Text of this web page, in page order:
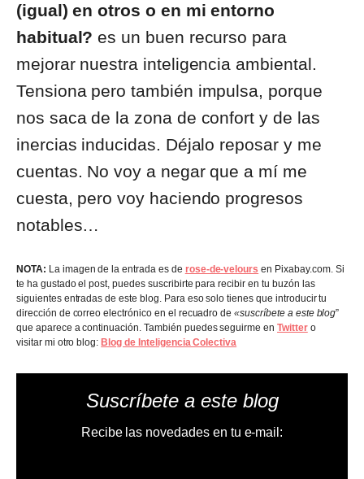
(igual) en otros o en mi entorno
habitual? es un buen recurso para
mejorar nuestra inteligencia ambiental.
Tensiona pero también impulsa, porque
nos saca de la zona de confort y de las
inercias inducidas. Déjalo reposar y me
cuentas. No voy a negar que a mí me
cuesta, pero voy haciendo progresos
notables…
NOTA: La imagen de la entrada es de rose-de-velours en Pixabay.com. Si
te ha gustado el post, puedes suscribirte para recibir en tu buzón las
siguientes entradas de este blog. Para eso solo tienes que introducir tu
dirección de correo electrónico en el recuadro de«suscríbete a este blog”
que aparece a continuación. También puedes seguirme enTwittero
visitar mi otro blog: Blog de Inteligencia Colectiva
Suscríbete a este blog
Recibe las novedades en tu e-mail: